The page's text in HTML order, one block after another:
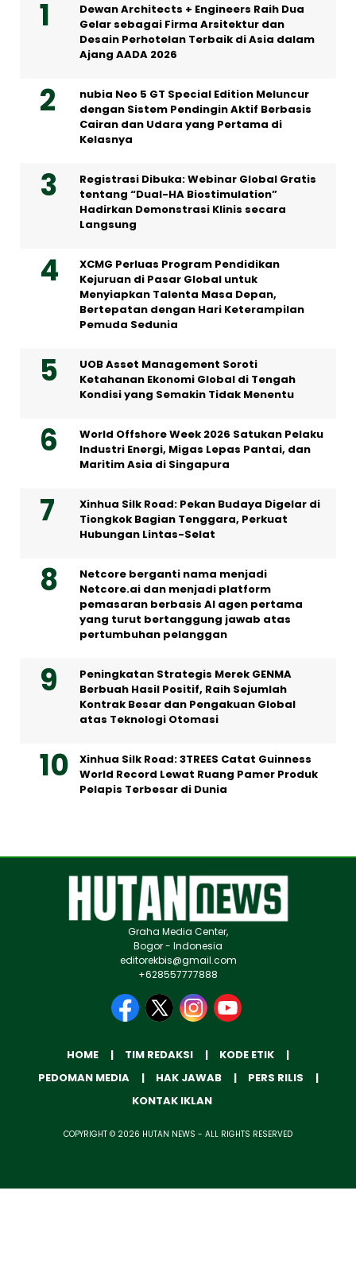
Dewan Architects + Engineers Raih Dua
Gelar sebagai Firma Arsitektur dan
Desain Perhotelan Terbaik di Asia dalam
Ajang AADA 2026
nubia Neo 5 GT Special Edition Meluncur
dengan Sistem Pendingin Aktif Berbasis
Cairan dan Udara yang Pertama di
Kelasnya
Registrasi Dibuka: Webinar Global Gratis
tentang “Dual-HA Biostimulation”
Hadirkan Demonstrasi Klinis secara
Langsung
XCMG Perluas Program Pendidikan
Kejuruan di Pasar Global untuk
Menyiapkan Talenta Masa Depan,
Bertepatan dengan Hari Keterampilan
Pemuda Sedunia
UOB Asset Management Soroti
Ketahanan Ekonomi Global di Tengah
Kondisi yang Semakin Tidak Menentu
World Offshore Week 2026 Satukan Pelaku
Industri Energi, Migas Lepas Pantai, dan
Maritim Asia di Singapura
Xinhua Silk Road: Pekan Budaya Digelar di
Tiongkok Bagian Tenggara, Perkuat
Hubungan Lintas-Selat
Netcore berganti nama menjadi
Netcore.ai dan menjadi platform
pemasaran berbasis AI agen pertama
yang turut bertanggung jawab atas
pertumbuhan pelanggan
Peningkatan Strategis Merek GENMA
Berbuah Hasil Positif, Raih Sejumlah
Kontrak Besar dan Pengakuan Global
atas Teknologi Otomasi
Xinhua Silk Road: 3TREES Catat Guinness
World Record Lewat Ruang Pamer Produk
Pelapis Terbesar di Dunia
Graha Media Center,
Bogor - Indonesia
editorekbis@gmail.com
+628557777888
HOME TIM REDAKSI
KODE ETIK
PEDOMAN MEDIA
HAK JAWAB
PERS RILIS
KONTAK IKLAN
COPYRIGHT © 2026 HUTAN NEWS - ALL RIGHTS RESERVED